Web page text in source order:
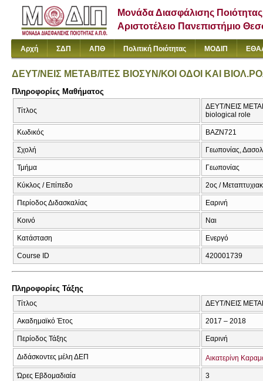
Μονάδα Διασφάλισης Ποιότητας
Αριστοτέλειο Πανεπιστήμιο
Αρχή ΣΔΠ ΑΠΘ Πολιτική Ποιότητας ΜΟΔΙΠ
ΔΕΥΤ/ΝΕΙΣ ΜΕΤΑΒ/ΙΤΕΣ ΒΙΟΣΥΝ/ΚΟΙ ΟΔΟΙ ΚΑΙ
Πληροφορίες Μαθήματος
Τίτλος
ΔΕΥΤ/ΝΕΙΣ
biological role
Κωδικός ΒΑΖΝ721
Σχολή Γεωπονίας,
Τμήμα Γεωπονίας
Κύκλος / Επίπεδο 2ος /
Περίοδος Διδασκαλίας Εαρινή
Κοινό Ναι
Κατάσταση Ενεργό
Course ID 420001739
Πληροφορίες Τάξης
Τίτλος ΔΕΥΤ/ΝΕΙΣ
Ακαδημαϊκό Έτος 2017 – 2018
Περίοδος Τάξης Εαρινή
Διδάσκοντες μέλη ΔΕΠ Αικατερίνη
Ώρες Εβδομαδιαία 3